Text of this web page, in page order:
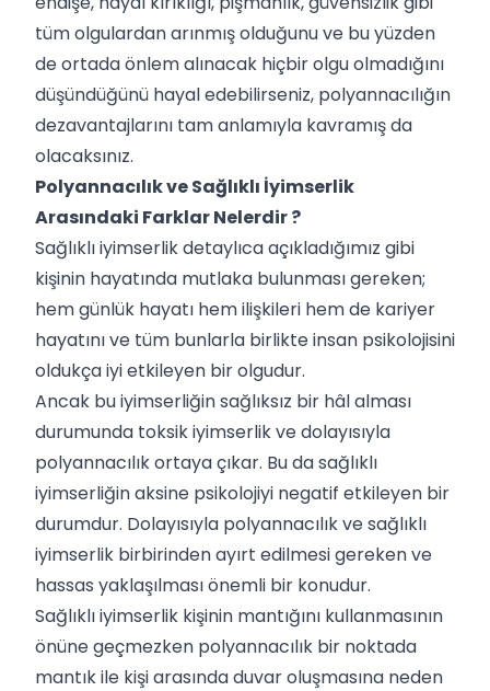
tüm olgulardan arınmış olduğunu ve bu yüzden
de ortada önlem alınacak hiçbir olgu olmadığını
düşündüğünü hayal edebilirseniz, polyannacılığın
dezavantajlarını tam anlamıyla kavramış da
olacaksınız.
Polyannacılık ve Sağlıklı İyimserlik
Arasındaki Farklar Nelerdir ?
Sağlıklı iyimserlik detaylıca açıkladığımız gibi
kişinin hayatında mutlaka bulunması gereken;
hem günlük hayatı hem ilişkileri hem de kariyer
hayatını ve tüm bunlarla birlikte insan psikolojisini
oldukça iyi etkileyen bir olgudur.
Ancak bu iyimserliğin sağlıksız bir hâl alması
durumunda toksik iyimserlik ve dolayısıyla
polyannacılık ortaya çıkar. Bu da sağlıklı
iyimserliğin aksine psikolojiyi negatif etkileyen bir
durumdur. Dolayısıyla polyannacılık ve sağlıklı
iyimserlik birbirinden ayırt edilmesi gereken ve
hassas yaklaşılması önemli bir konudur.
Sağlıklı iyimserlik kişinin mantığını kullanmasının
önüne geçmezken polyannacılık bir noktada
mantık ile kişi arasında duvar oluşmasına neden